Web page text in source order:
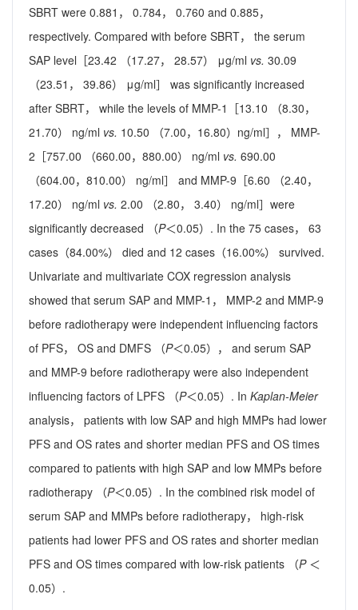
SBRT were 0.881， 0.784， 0.760 and 0.885，
respectively. Compared with before SBRT， the serum
SAP level［23.42 （17.27， 28.57） μg/ml vs. 30.09
（23.51， 39.86） μg/ml］ was significantly increased
after SBRT， while the levels of MMP-1［13.10 （8.30，
21.70） ng/ml vs. 10.50 （7.00，16.80）ng/ml］， MMP-
2［757.00 （660.00，880.00） ng/ml vs. 690.00
（604.00，810.00） ng/ml］ and MMP-9［6.60 （2.40，
17.20） ng/ml vs. 2.00 （2.80， 3.40） ng/ml］were
significantly decreased （P＜0.05）. In the 75 cases， 63
cases（84.00%） died and 12 cases（16.00%） survived.
Univariate and multivariate COX regression analysis
showed that serum SAP and MMP-1， MMP-2 and MMP-9
before radiotherapy were independent influencing factors
of PFS， OS and DMFS （P＜0.05）， and serum SAP
and MMP-9 before radiotherapy were also independent
influencing factors of LPFS （P＜0.05）. In Kaplan-Meier
analysis， patients with low SAP and high MMPs had lower
PFS and OS rates and shorter median PFS and OS times
compared to patients with high SAP and low MMPs before
radiotherapy （P＜0.05）. In the combined risk model of
serum SAP and MMPs before radiotherapy， high-risk
patients had lower PFS and OS rates and shorter median
PFS and OS times compared with low-risk patients （P＜
0.05）.